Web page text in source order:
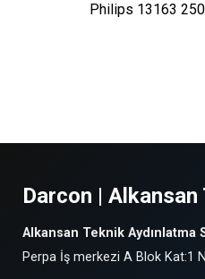
Philips 13163
Darcon | Alkansan
Alkansan Teknik Aydınlatma
Perpa İş merkezi A Blok Kat:1